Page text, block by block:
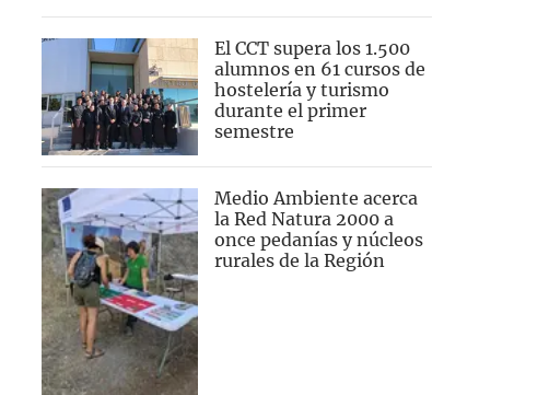
El CCT supera los 1.500
alumnos en 61 cursos de
hostelería y turismo
durante el primer
semestre
Medio Ambiente acerca
la Red Natura 2000 a
once pedanías y núcleos
rurales de la Región